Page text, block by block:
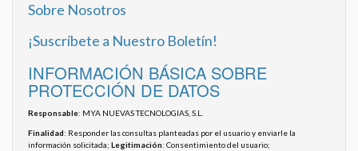
Sobre Nosotros
¡Suscríbete a Nuestro Boletín!
INFORMACIÓN BÁSICA SOBRE
PROTECCIÓN DE DATOS
Responsable: MYA NUEVAS TECNOLOGIAS, S.L.
Finalidad: Responder las consultas planteadas por el usuario y enviarle la
información solicitada; Legitimación: Consentimiento del usuario;